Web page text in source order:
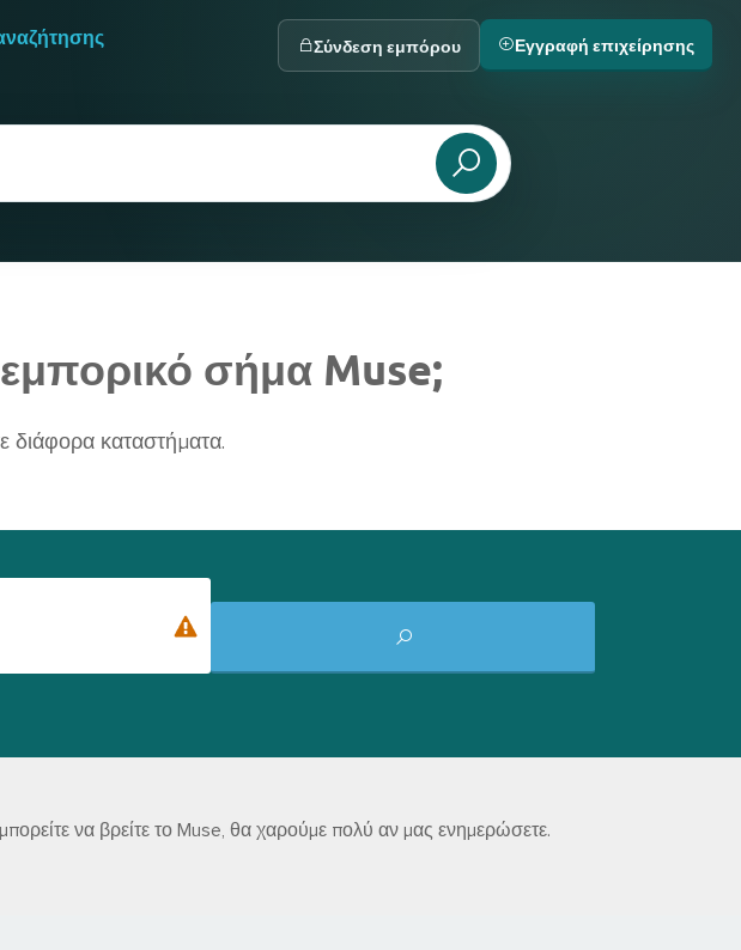
Σύνδεση εμπόρου Εγγραφή επιχείρησης
σήμα Muse;
διάφορα καταστήματα.
να βρείτε το Muse, θα χαρούμε πολύ αν μας ενημερώσετε.